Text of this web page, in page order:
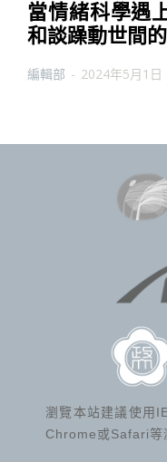
當情緒科學遇
和談躁動世間
編輯部 - 2024年5月1日
瀏覽本站建議使用
Chrome或Safari等